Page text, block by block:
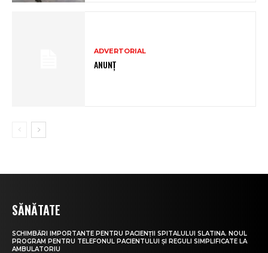
ADVERTORIAL
ANUNȚ
SĂNĂTATE
SCHIMBĂRI IMPORTANTE PENTRU PACIENȚII SPITALULUI SLATINA. NOUL
PROGRAM PENTRU TELEFONUL PACIENTULUI ȘI REGULI SIMPLIFICATE LA
AMBULATORIU